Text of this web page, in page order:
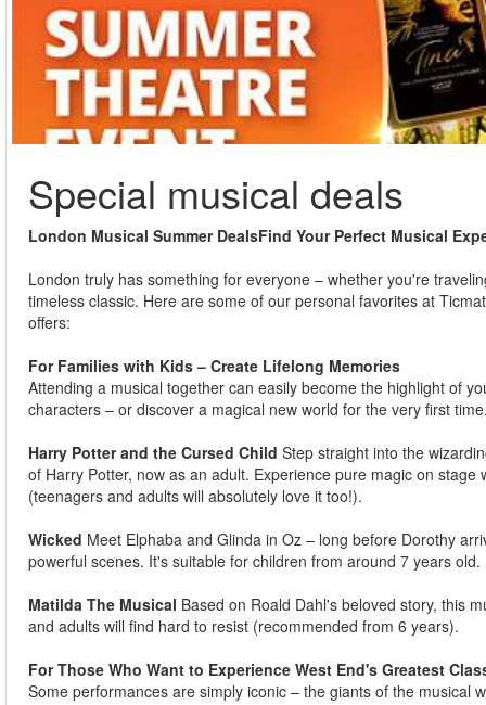
Special musical deals
London Musical Summer DealsFind Your Perfect Musical
London truly has something for everyone – whether you're
timeless classic. Here are some of our personal favorites at
offers:
For Families with Kids – Create Lifelong Memories
Attending a musical together can easily become the highlight of
characters – or discover a magical new world for the very first
Harry Potter and the Cursed Child Step straight into the
of Harry Potter, now as an adult. Experience pure magic on
(teenagers and adults will absolutely love it too!).
Wicked Meet Elphaba and Glinda in Oz – long before Dorothy
powerful scenes. It's suitable for children from around 7 years old.
Matilda The Musical Based on Roald Dahl's beloved story, this
and adults will find hard to resist (recommended from 6 years).
For Those Who Want to Experience West End's Greatest
Some performances are simply iconic – the giants of the musical